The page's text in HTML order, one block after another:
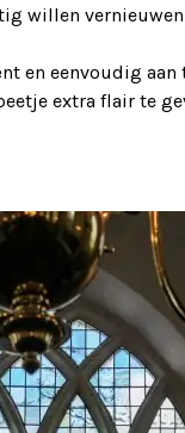
willen
en eenvoudig
extra flair te